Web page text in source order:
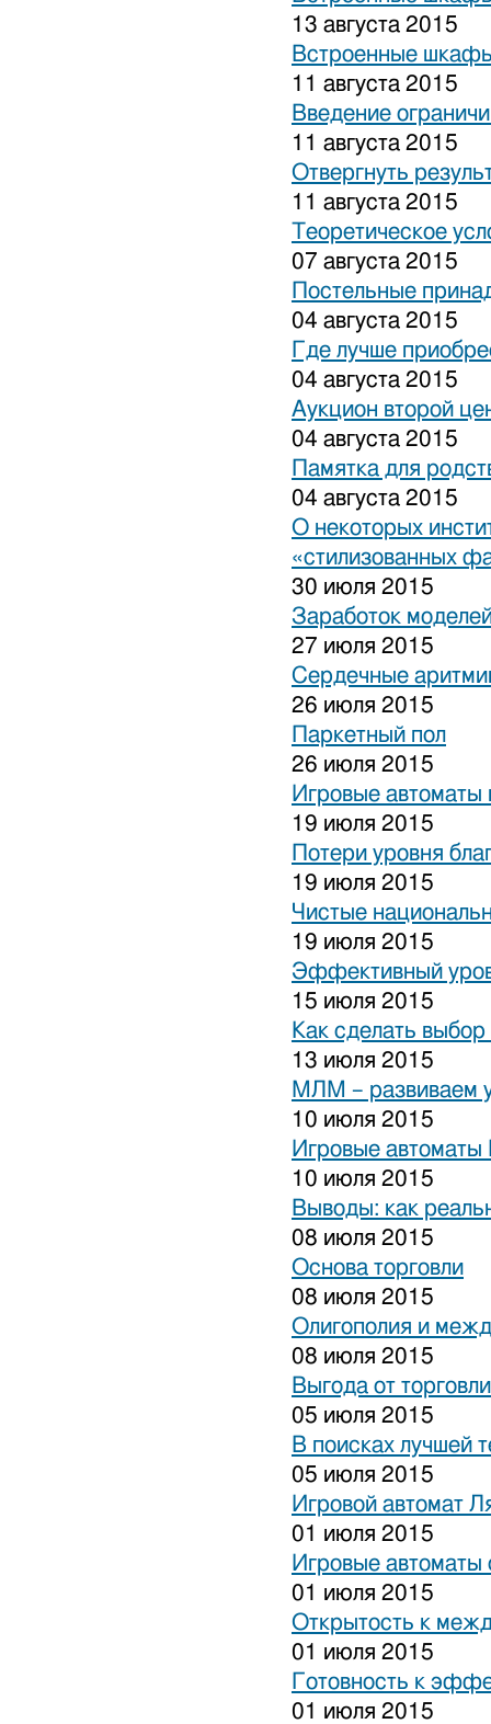
13 августа 2015
Встроенные
11 августа 2015
Введение
11 августа 2015
Отвергнуть
11 августа 2015
Теоретическое
07 августа 2015
Постельные
04 августа 2015
Где лучше
04 августа 2015
Аукцион второй
04 августа 2015
Памятка для
04 августа 2015
О некоторых
«стилизованных
30 июля 2015
Заработок
27 июля 2015
Сердечные
26 июля 2015
Паркетный пол
26 июля 2015
Игровые
19 июля 2015
Потери уровня
19 июля 2015
Чистые
19 июля 2015
Эффективный
15 июля 2015
Как сделать
13 июля 2015
МЛМ – развиваем
10 июля 2015
Игровые
10 июля 2015
Выводы: как
08 июля 2015
Основа торговли
08 июля 2015
Олигополия и
08 июля 2015
Выгода от
05 июля 2015
В поисках лучшей
05 июля 2015
Игровой автомат
01 июля 2015
Игровые автоматы
01 июля 2015
Открытость к
01 июля 2015
Готовность к
01 июля 2015